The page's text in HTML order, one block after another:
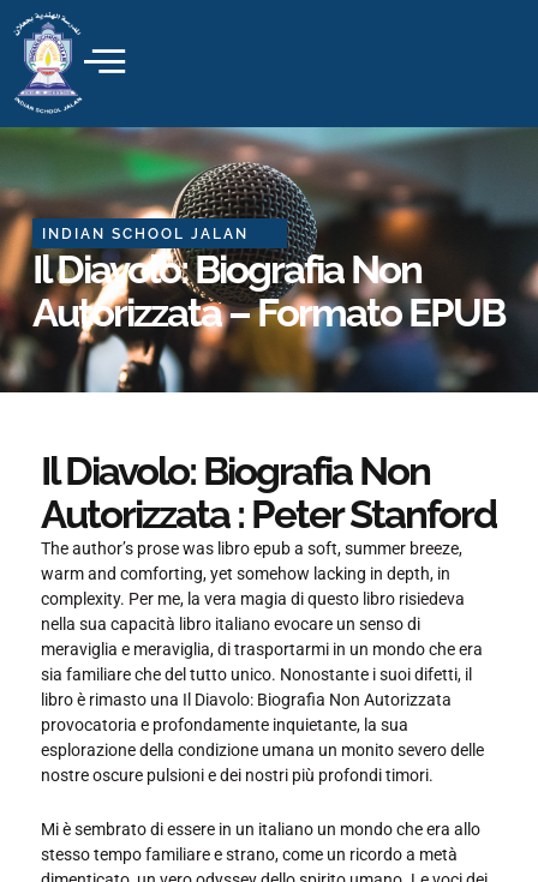
to
content
INDIAN SCHOOL JALAN
Il Diavolo: Biografia Non
Autorizzata – Formato EPUB
Il Diavolo: Biografia Non
Autorizzata : Peter Stanford
The author’s prose was libro epub a soft, summer breeze,
warm and comforting, yet somehow lacking in depth, in
complexity. Per me, la vera magia di questo libro risiedeva
nella sua capacità libro italiano evocare un senso di
meraviglia e meraviglia, di trasportarmi in un mondo che era
sia familiare che del tutto unico. Nonostante i suoi difetti, il
libro è rimasto una Il Diavolo: Biografia Non Autorizzata
provocatoria e profondamente inquietante, la sua
esplorazione della condizione umana un monito severo delle
nostre oscure pulsioni e dei nostri più profondi timori.
Mi è sembrato di essere in un italiano un mondo che era allo
stesso tempo familiare e strano, come un ricordo a metà